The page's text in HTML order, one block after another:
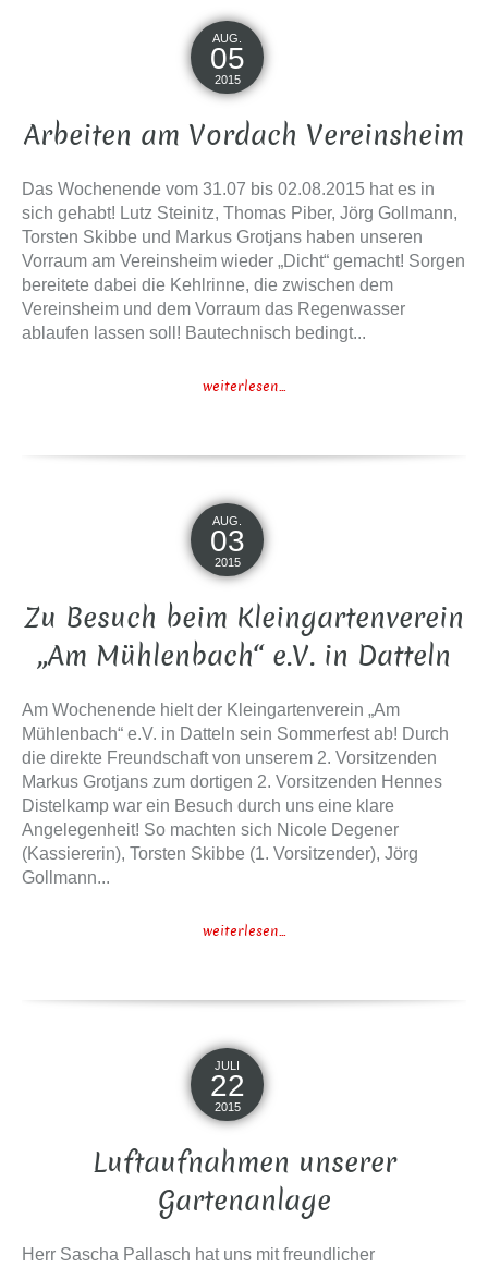
AUG.
05
2015
Arbeiten am Vordach Vereinsheim
Das Wochenende vom 31.07 bis 02.08.2015 hat es in
sich gehabt! Lutz Steinitz, Thomas Piber, Jörg Gollmann,
Torsten Skibbe und Markus Grotjans haben unseren
Vorraum am Vereinsheim wieder „Dicht“ gemacht! Sorgen
bereitete dabei die Kehlrinne, die zwischen dem
Vereinsheim und dem Vorraum das Regenwasser
ablaufen lassen soll! Bautechnisch bedingt...
weiterlesen...
AUG.
03
2015
Zu Besuch beim Kleingartenverein
„Am Mühlenbach“ e.V. in Datteln
Am Wochenende hielt der Kleingartenverein „Am
Mühlenbach“ e.V. in Datteln sein Sommerfest ab! Durch
die direkte Freundschaft von unserem 2. Vorsitzenden
Markus Grotjans zum dortigen 2. Vorsitzenden Hennes
Distelkamp war ein Besuch durch uns eine klare
Angelegenheit! So machten sich Nicole Degener
(Kassiererin), Torsten Skibbe (1. Vorsitzender), Jörg
Gollmann...
weiterlesen...
JULI
22
2015
Luftaufnahmen unserer
Gartenanlage
Herr Sascha Pallasch hat uns mit freundlicher